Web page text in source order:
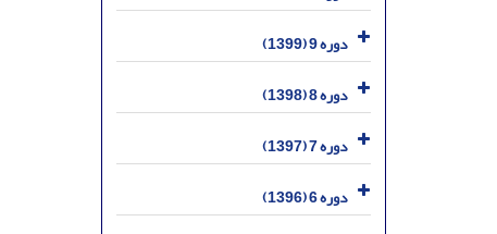
دوره 9 (1399)
دوره 8 (1398)
دوره 7 (1397)
دوره 6 (1396)